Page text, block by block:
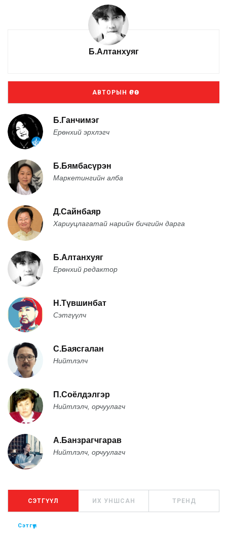
Б.Алтанхуяг
АВТОРЫН ӨРӨӨ
Б.Ганчимэг
Ерөнхий эрхлэгч
Б.Бямбасүрэн
Маркетингийн алба
Д.Сайнбаяр
Хариуцлагатай нарийн бичгийн дарга
Б.Алтанхуяг
Ерөнхий редактор
Н.Түвшинбат
Сэтгүүлч
С.Баясгалан
Нийтлэлч
П.Соёлдэлгэр
Нийтлэлч, орчуулагч
А.Банзрагчгарав
Нийтлэлч, орчуулагч
СЭТГҮҮЛ ИХ УНШСАН ТРЕНД
Сэтгүүл